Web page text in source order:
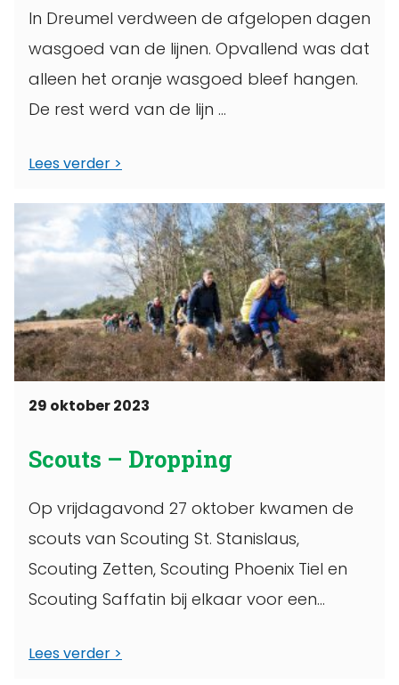
In Dreumel verdween de afgelopen dagen
wasgoed van de lijnen. Opvallend was dat
alleen het oranje wasgoed bleef hangen.
De rest werd van de lijn ...
Lees verder
29 oktober 2023
Scouts – Dropping
Op vrijdagavond 27 oktober kwamen de
scouts van Scouting St. Stanislaus,
Scouting Zetten, Scouting Phoenix Tiel en
Scouting Saffatin bij elkaar voor een
Lees verder